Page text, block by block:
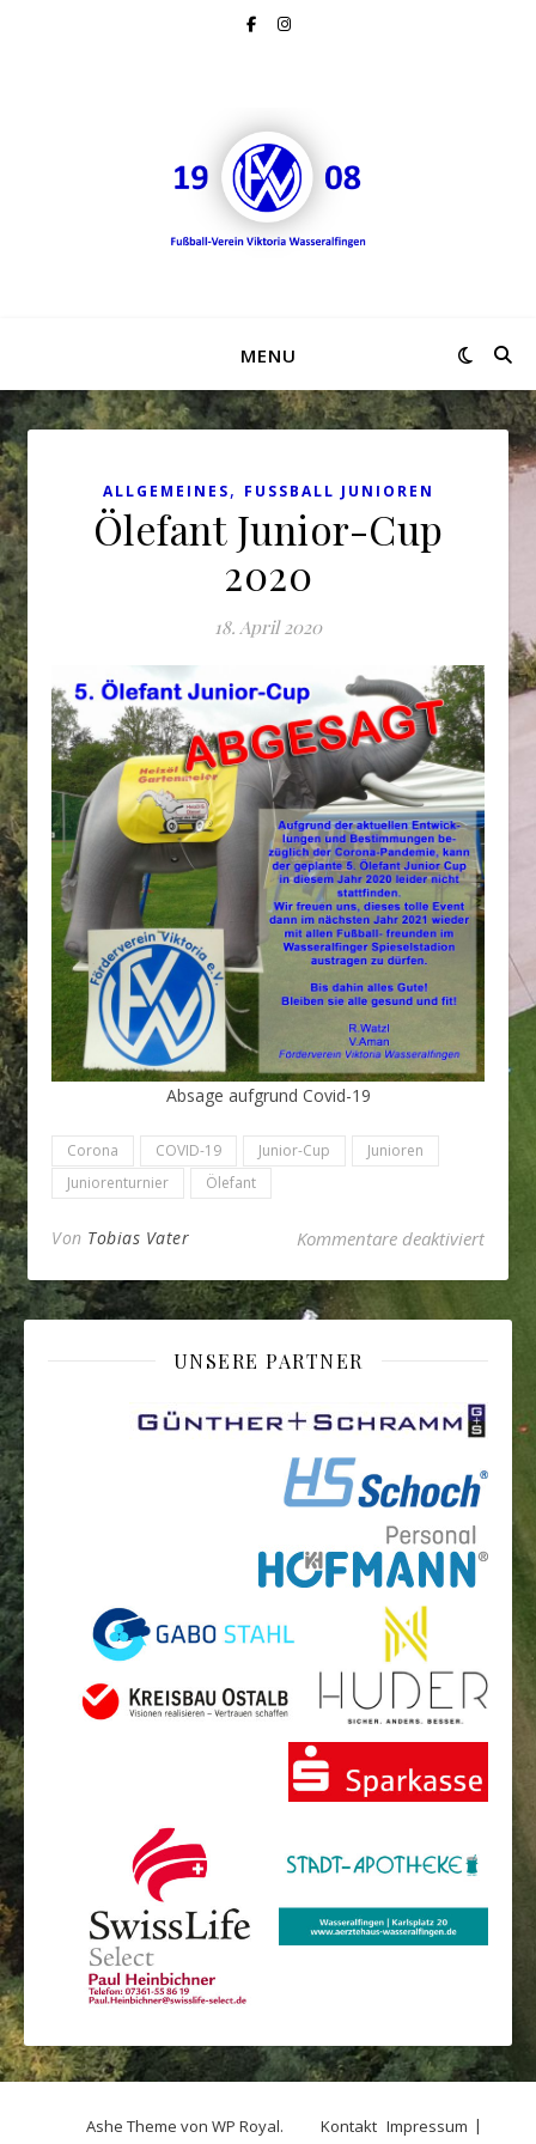
MENU
ALLGEMEINES, FUSSBALL JUNIOREN
Ölefant Junior-Cup
2020
18. April 2020
Absage aufgrund Covid-19
Corona COVID-19 Junior-Cup
Junioren
Juniorenturnier
Ölefant
Von Tobias Vater Kommentare deaktiviertfür
UNSERE PARTNER
Kontakt Impressum
Ashe Theme von WP Royal.